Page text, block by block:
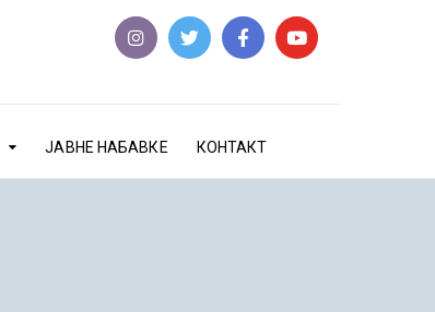
ЈАВНЕ НАБАВКЕ КОНТАКТ